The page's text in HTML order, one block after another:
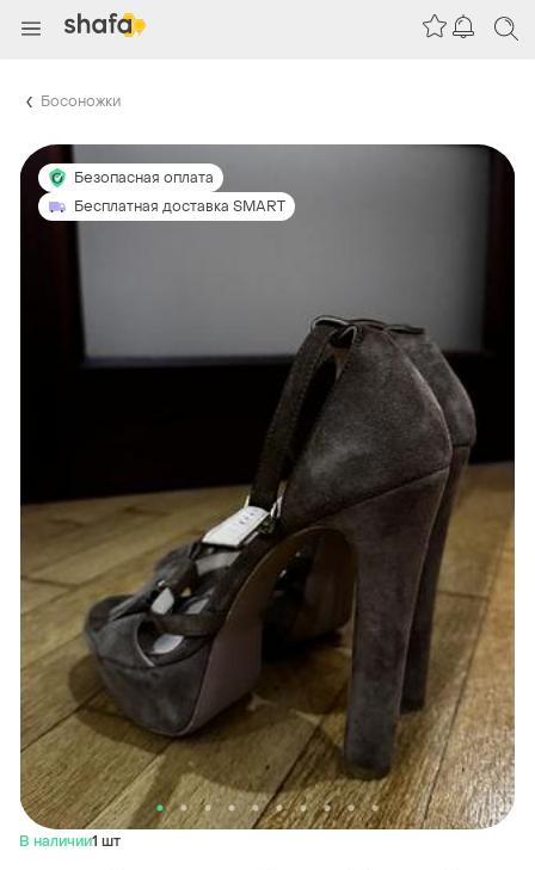
Босоножки
Безопасная оплата
Бесплатная доставка SMART
В наличии1 шт